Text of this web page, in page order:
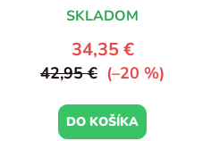
SKLADOM
34,35 €
42,95 € (–20 %)
DO KOŠÍKA